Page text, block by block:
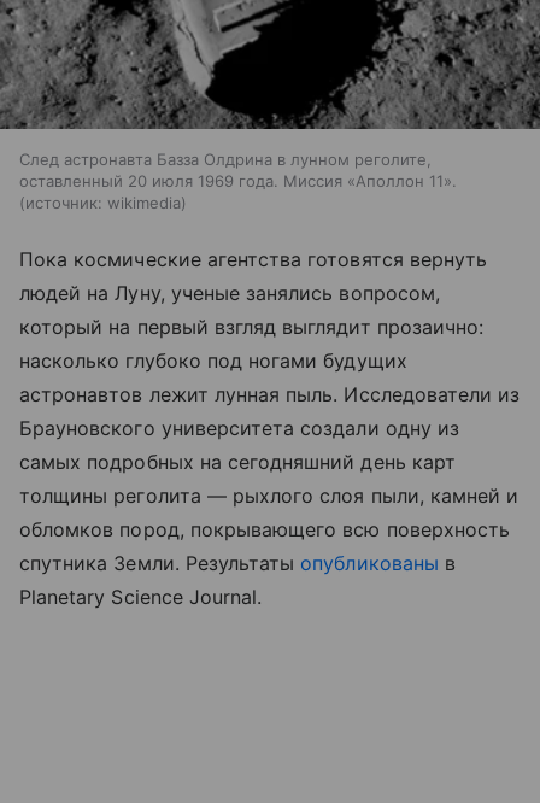
След астронавта Базза Олдрина в лунном реголите,
оставленный 20 июля 1969 года. Миссия «Аполлон 11».
источник: wikimedia
Пока космические агентства готовятся вернуть
людей на Луну, ученые занялись вопросом,
который на первый взгляд выглядит прозаично:
насколько глубоко под ногами будущих
астронавтов лежит лунная пыль. Исследователи из
Брауновского университета создали одну из
самых подробных на сегодняшний день карт
толщины реголита — рыхлого слоя пыли, камней и
обломков пород, покрывающего всю поверхность
спутника Земли. Результаты опубликованы в
Planetary Science Journal.